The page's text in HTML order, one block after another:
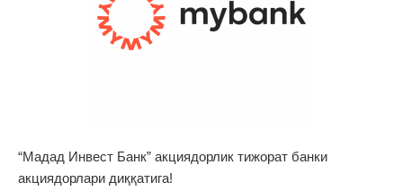
“Мадад Инвест Банк” акциядорлик тижорат банки
акциядорлари диққатига!